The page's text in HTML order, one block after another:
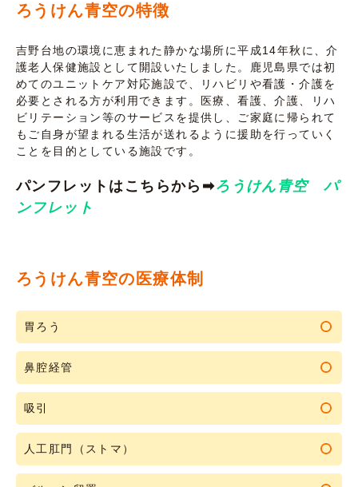
ろうけん青空の特徴
吉野台地の環境に恵まれた静かな場所に平成14年秋に、介
護老人保健施設として開設いたしました。鹿児島県では初
めてのユニットケア対応施設で、リハビリや看護・介護を
必要とされる方が利用できます。医療、看護、介護、リハ
ビリテーション等のサービスを提供し、ご家庭に帰られて
もご自身が望まれる生活が送れるように援助を行っていく
ことを目的としている施設です。
パンフレットはこちらから➡ろうけん青空 パ
ンフレット
ろうけん青空の医療体制
胃ろう
鼻腔経管
吸引
人工肛門（ストマ）